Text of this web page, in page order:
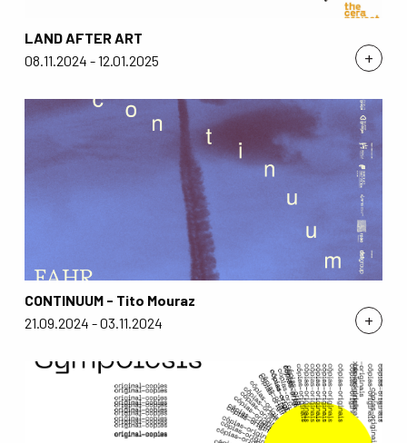
+
LAND AFTER ART
08.11.2024 - 12.01.2025
+
CONTINUUM - Tito Mouraz
21.09.2024 - 03.11.2024